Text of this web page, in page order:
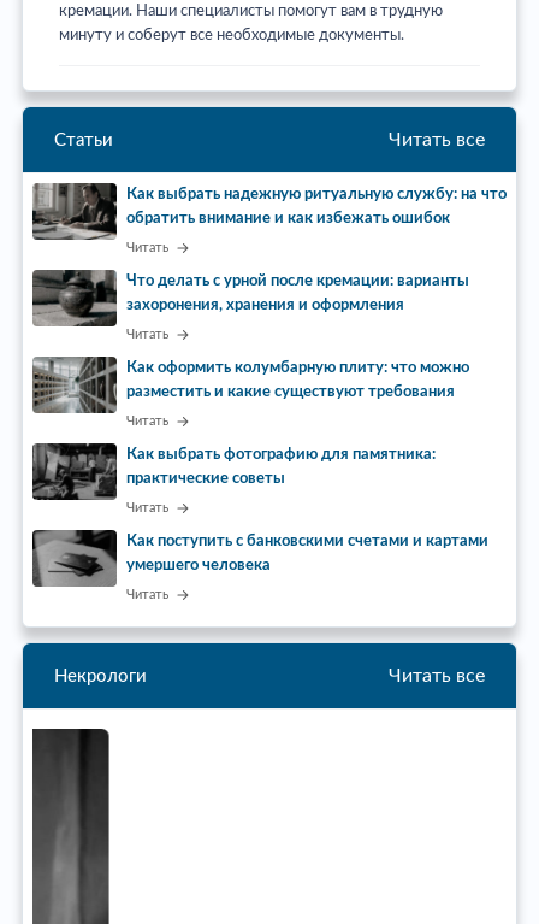
кремации. Наши специалисты помогут вам в трудную
минуту и соберут все необходимые документы.
Статьи Читать все
Как выбрать надежную ритуальную службу: на что
обратить внимание и как избежать ошибок
Читать
Что делать с урной после кремации: варианты
захоронения, хранения и оформления
Читать
Как оформить колумбарную плиту: что можно
разместить и какие существуют требования
Читать
Как выбрать фотографию для памятника:
практические советы
Читать
Как поступить с банковскими счетами и картами
умершего человека
Читать
Некрологи Читать все